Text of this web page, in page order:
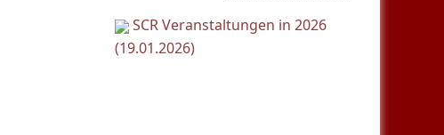
SCR Veranstaltungen in 2026
(19.01.2026)